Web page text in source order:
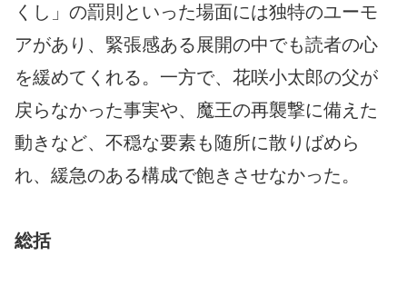
くし」の罰則といった場面には独特のユーモ
アがあり、緊張感ある展開の中でも読者の心
を緩めてくれる。一方で、花咲小太郎の父が
戻らなかった事実や、魔王の再襲撃に備えた
動きなど、不穏な要素も随所に散りばめら
れ、緩急のある構成で飽きさせなかった。
総括